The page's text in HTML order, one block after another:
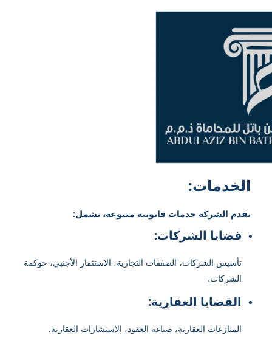
الخدمات:
تقدم الشركة خدمات قانونية متنوعة، تشمل:
قضايا الشركات:
تأسيس الشركات، الصفقات التجارية، الاستثمار الأجنبي، حوكمة
الشركات.
القضايا العقارية:
المنازعات العقارية، صياغة العقود، الاستشارات العقارية.